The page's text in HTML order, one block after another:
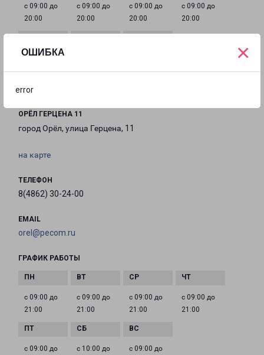
ОШИБКА
error
×
с 09:00 до
20:00
с 09:00 до
20:00
с 09:00 до
20:00
с 09:00 до
20:00
с 09:00 до
20:00
20:00
20:00
ОРЁЛ ГЕРЦЕНА 11
город Орёл, улица Герцена, 11
на карте
ТЕЛЕФОН
8(4862) 30-24-00
EMAIL
orel@pecom.ru
ГРАФИК РАБОТЫ
с 09:00 до
21:00
с 09:00 до
21:00
с 09:00 до
21:00
с 09:00 до
21:00
с 09:00 до
с 10:00 до
с 09:00 до